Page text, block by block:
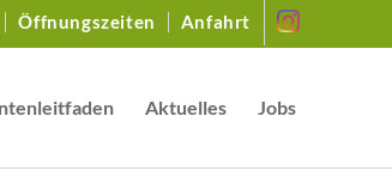
Öffnungszeiten Anfahrt
Aktuelles Jobs